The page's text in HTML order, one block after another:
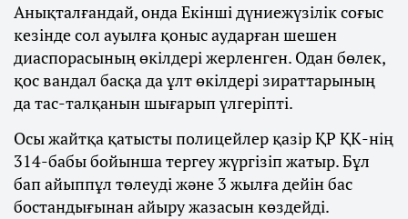
Анықталғандай, онда Екінші дүниежүзілік соғыс
кезінде сол ауылға қоныс аударған шешен
диаспорасының өкілдері жерленген. Одан бөлек,
қос вандал басқа да ұлт өкілдері зираттарының
да тас-талқанын шығарып үлгеріпті.
Осы жайтқа қатысты полицейлер қазір ҚР ҚК-нің
314-бабы бойынша тергеу жүргізіп жатыр. Бұл
бап айыппұл төлеуді және 3 жылға дейін бас
бостандығынан айыру жазасын көздейді.